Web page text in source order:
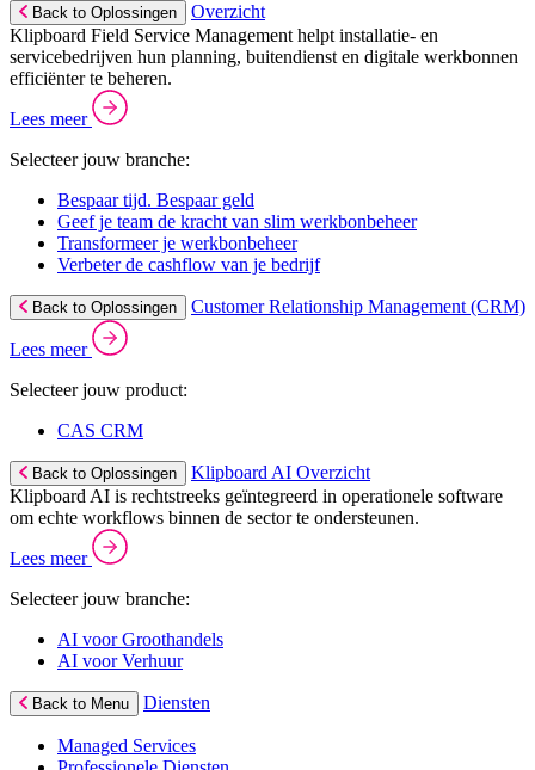
Back to Oplossingen
Overzicht
Klipboard Field Service Management helpt installatie- en
servicebedrijven hun planning, buitendienst en digitale werkbonnen
efficiënter te beheren.
Lees meer
Selecteer jouw branche:
Bespaar tijd. Bespaar geld
Geef je team de kracht van slim werkbonbeheer
Transformeer je werkbonbeheer
Verbeter de cashflow van je bedrijf
Back to Oplossingen Customer Relationship Management (CRM)
Lees meer
Selecteer jouw product:
CAS CRM
Back to Oplossingen
Klipboard AI Overzicht
Klipboard AI is rechtstreeks geïntegreerd in operationele software
om echte workflows binnen de sector te ondersteunen.
Lees meer
Selecteer jouw branche:
AI voor Groothandels
AI voor Verhuur
Back to Menu Diensten
Managed Services